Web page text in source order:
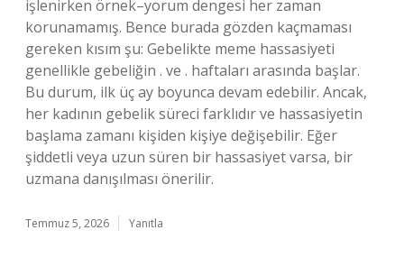
işlenirken örnek–yorum dengesi her zaman
korunamamış. Bence burada gözden kaçmaması
gereken kısım şu: Gebelikte meme hassasiyeti
genellikle gebeliğin . ve . haftaları arasında başlar.
Bu durum, ilk üç ay boyunca devam edebilir. Ancak,
her kadının gebelik süreci farklıdır ve hassasiyetin
başlama zamanı kişiden kişiye değişebilir. Eğer
şiddetli veya uzun süren bir hassasiyet varsa, bir
uzmana danışılması önerilir.
Temmuz 5, 2026 Yanıtla